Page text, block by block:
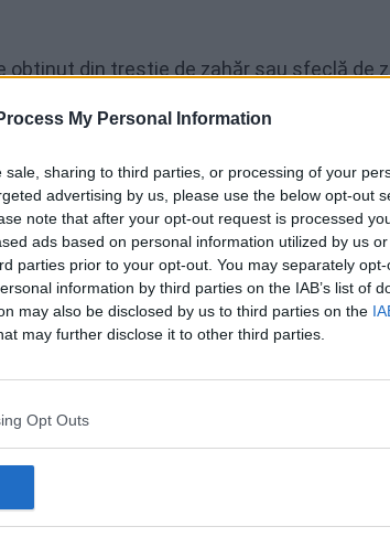
My Personal Information
sale, sharing to third parties, or processing of your
advertising by us, please use the below opt-out
note that after your opt-out request is processed
ads based on personal information utilized by us
parties prior to your opt-out. You may separately
information by third parties on the IAB’s list of
may also be disclosed by us to third parties on the
may further disclose it to other third parties.
Opt Outs
obținut din trestie de zahăr sau sfeclă de
pur și cristalin. Acest tip de zahăr este